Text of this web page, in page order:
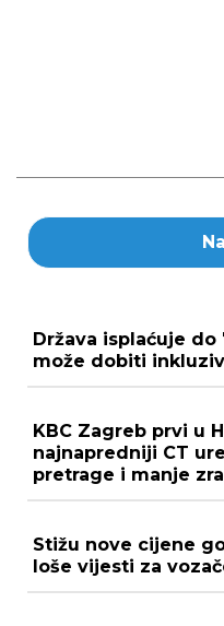
Država isplaćuje
može dobiti
KBC Zagreb prvi u
najnapredniji CT
pretrage i manje
Stižu nove cijene
loše vijesti za